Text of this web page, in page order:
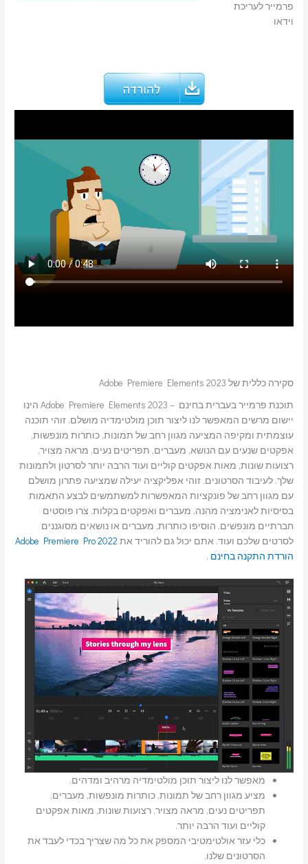
פרמייר לעריכת
וידאו
סקירה כללית של Adobe Premiere Elements 2023
תוכנת פרמייר בעברית בחינם – Adobe Premiere Elements 2023 הינו
יישום מרשים המאפשר לנו ליצור תוכן מולטימדיה מושלם. זוהי תוכנה
עוצמתית ומקיפה המציעה מגוון רחב של תמונות, כותרות מונפשות,
אפקטים שנעים עם הנושא, מעברים, תפריטים נעים, מראה מצויר,
רצועות שונות, מאות אפקטים קוליים ועוד הרבה יותר לסרטון ולתמונות
שלך. לעיבוד הסרטונים. זוהי אפליקציה יעילה שמציעה פתרון מושלם
עם מגוון רחב של פונקציות המאפשרות למשתמשים לבצע התאמות
בסיסיות לאנימציה מהנה, מעברים ואפקטים בקלות. צרו פוסטים
חברתיים מונפשים, הוסיפו כותרות, מעברים או נושאים מסוגננים
לסרטים שלכם ועוד. אתם יכול גם להוריד את Adobe Premiere Pro 2022
הורדת התקנה בחינם .
מאפשר לנו ליצור תוכן מולטימדיה מרהיב ומדהים.
מציע מגוון רחב של תמונות, כותרות מונפשות, מעברים,
תפריטים נעים, מראה מצויר, רצועות שונות, מאות אפקטים
קוליים ועוד הרבה יותר.
כלי עזר אולטימטיבי המספק את כל מה שצריך בכדי לעבד את
הסרטונים שלנו.